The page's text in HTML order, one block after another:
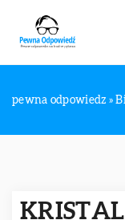
pewna odpowiedz »